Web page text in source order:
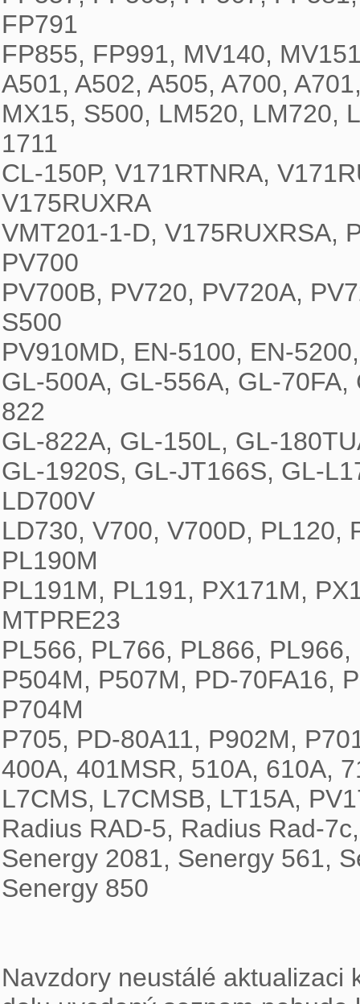
FP791
FP855, FP991, MV140,
A501, A502, A505, A700,
MX15, S500, LM520, LM720,
1711
CL-150P, V171RTNRA,
V175RUXRA
VMT201-1-D, V175RUXRSA,
PV700
PV700B, PV720, PV720A,
S500
PV910MD, EN-5100, EN-
GL-500A, GL-556A, GL-
822
GL-822A, GL-150L, GL-
GL-1920S, GL-JT166S, GL-
LD700V
LD730, V700, V700D, PL120,
PL190M
PL191M, PL191, PX171M,
MTPRE23
PL566, PL766, PL866,
P504M, P507M, PD-70FA16,
P704M
P705, PD-80A11, P902M,
400A, 401MSR, 510A, 610A,
L7CMS, L7CMSB, LT15A,
Radius RAD-5, Radius Rad-
Senergy 2081, Senergy 561,
Senergy 850
Navzdory neustálé aktualizaci